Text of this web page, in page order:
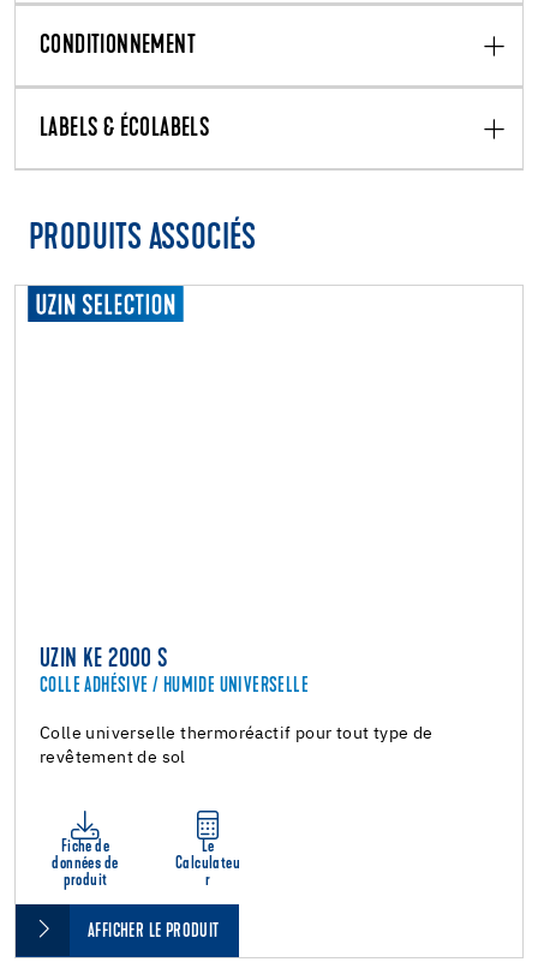
CONDITIONNEMENT
LABELS & ÉCOLABELS
PRODUITS ASSOCIÉS
UZIN KE 2000 S
COLLE ADHÉSIVE / HUMIDE UNIVERSELLE
Colle universelle thermoréactif pour tout type de
revêtement de sol
Fiche de
données de
produit
Le
Calculateu
r
AFFICHER LE PRODUIT